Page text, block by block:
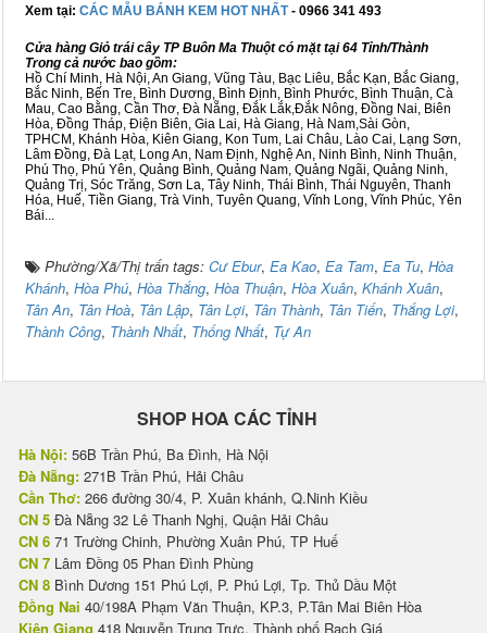
Xem tại: CÁC MẪU BÁNH KEM HOT NHẤT- 0966 341 493
Cửa hàng Giỏ trái cây TP Buôn Ma Thuột có mặt tại 64 Tỉnh/Thành
Trong cả nước bao gồm:
Hồ Chí Minh, Hà Nội, An Giang, Vũng Tàu, Bạc Liêu, Bắc Kạn, Bắc Giang,
Bắc Ninh, Bến Tre, Bình Dương, Bình Định, Bình Phước, Bình Thuận, Cà
Mau, Cao Bằng, Cần Thơ, Đà Nẵng, Đắk Lắk,Đắk Nông, Đồng Nai, Biên
Hòa, Đồng Tháp, Điện Biên, Gia Lai, Hà Giang, Hà Nam,Sài Gòn,
TPHCM, Khánh Hòa, Kiên Giang, Kon Tum, Lai Châu, Lào Cai, Lạng Sơn,
Lâm Đồng, Đà Lạt, Long An, Nam Định, Nghệ An, Ninh Bình, Ninh Thuận,
Phú Thọ, Phú Yên, Quảng Bình, Quảng Nam, Quảng Ngãi, Quảng Ninh,
Quảng Trị, Sóc Trăng, Sơn La, Tây Ninh, Thái Bình, Thái Nguyên, Thanh
Hóa, Huế, Tiền Giang, Trà Vinh, Tuyên Quang, Vĩnh Long, Vĩnh Phúc, Yên
Bái...
Phường/Xã/Thị trấn tags: Cư Ebur, Ea Kao, Ea Tam, Ea Tu, Hòa
Khánh, Hòa Phú, Hòa Thắng, Hòa Thuận, Hòa Xuân, Khánh Xuân,
Tân An, Tân Hoà, Tân Lập, Tân Lợi, Tân Thành, Tân Tiến, Thắng Lợi,
Thành Công, Thành Nhất, Thống Nhất, Tự An
SHOP HOA CÁC TỈNH
Hà Nội: 56B Trần Phú, Ba Đình, Hà Nội
Đà Nẵng: 271B Trần Phú, Hải Châu
Cần Thơ: 266 đường 30/4, P. Xuân khánh, Q.Ninh Kiều
CN 5 Đà Nẵng 32 Lê Thanh Nghị, Quận Hải Châu
CN 6 71 Trường Chinh, Phường Xuân Phú, TP Huế
CN 7 Lâm Đồng 05 Phan Đình Phùng
CN 8 Bình Dương 151 Phú Lợi, P. Phú Lợi, Tp. Thủ Dầu Một
Đồng Nai 40/198A Phạm Văn Thuận, KP.3, P.Tân Mai Biên Hòa
Kiên Giang 418 Nguyễn Trung Trực, Thành phố Rạch Giá